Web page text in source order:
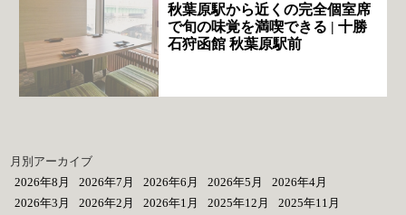
秋葉原駅から近くの完全個室席
で旬の味覚を満喫できる | 十勝
石狩函館 秋葉原駅前
月別アーカイブ
2026年8月
2026年7月 2026年6月 2026年5月
2026年4月
2026年3月
2026年2月 2026年1月 2025年12月
2025年11月